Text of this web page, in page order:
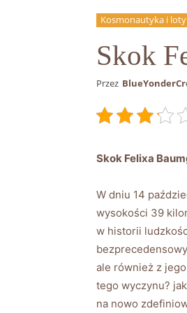
Kosmonautyka i
Skok
Przez
Skok Felixa
W ​dniu 14
wysokości 39
w historii
ale również z
tego wyczynu?
na nowo‍